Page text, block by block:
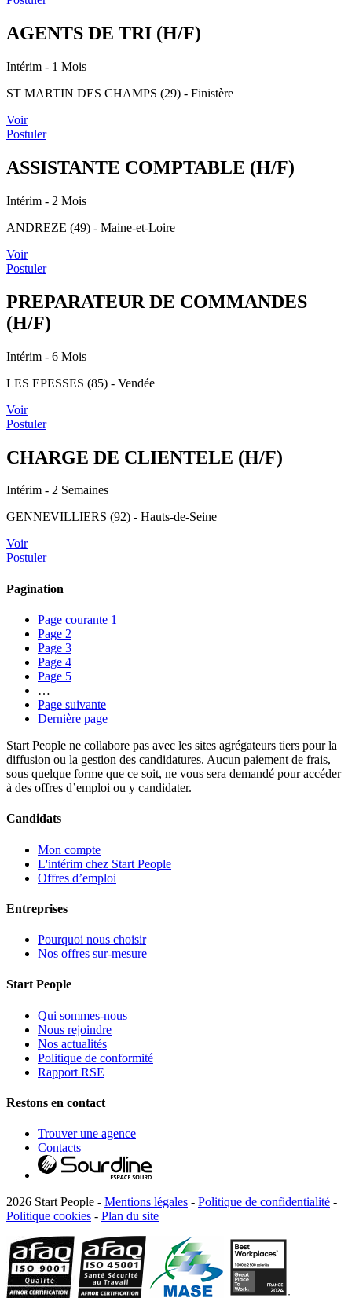
AGENTS DE TRI (H/F)
Intérim - 1 Mois
ST MARTIN DES CHAMPS (29) - Finistère
Voir
Postuler
ASSISTANTE COMPTABLE (H/F)
Intérim - 2 Mois
ANDREZE (49) - Maine-et-Loire
Voir
Postuler
PREPARATEUR DE COMMANDES
(H/F)
Intérim - 6 Mois
LES EPESSES (85) - Vendée
Voir
Postuler
CHARGE DE CLIENTELE (H/F)
Intérim - 2 Semaines
GENNEVILLIERS (92) - Hauts-de-Seine
Voir
Postuler
Pagination
Page courante 1
Page 2
Page 3
Page 4
Page 5
…
Page suivante
Dernière page
Start People ne collabore pas avec les sites agrégateurs tiers pour la
diffusion ou la gestion des candidatures. Aucun paiement de frais,
sous quelque forme que ce soit, ne vous sera demandé pour accéder
à des offres d’emploi ou y candidater.
Candidats
Mon compte
L'intérim chez Start People
Offres d’emploi
Entreprises
Pourquoi nous choisir
Nos offres sur-mesure
Start People
Qui sommes-nous
Nous rejoindre
Nos actualités
Politique de conformité
Rapport RSE
Restons en contact
Trouver une agence
Contacts
2026 Start People - Mentions légales - Politique de confidentialité -
Politique cookies - Plan du site